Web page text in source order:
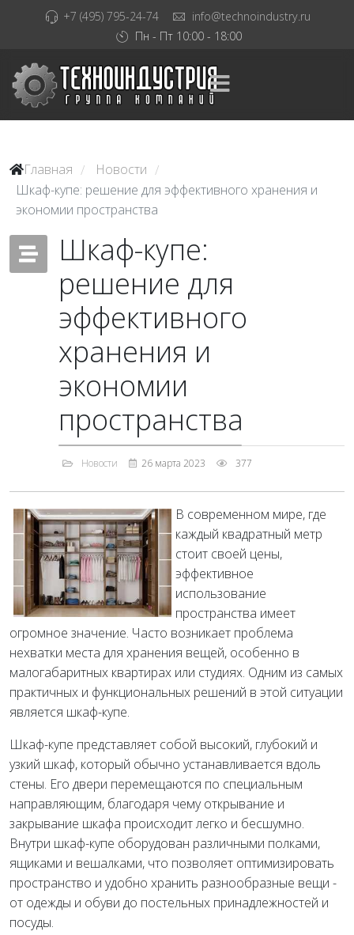
+7 (495) 795-24-74
info@technoindustry.ru
Пн - Пт 10:00 - 18:00
Главная / Новости /
Шкаф-купе: решение для эффективного хранения и
экономии пространства
Шкаф-купе:
решение для
эффективного
хранения и
экономии
пространства
Новости 26 марта 2023 377
В современном мире, где
каждый квадратный метр
стоит своей цены,
эффективное
использование
пространства имеет
огромное значение. Часто возникает проблема
нехватки места для хранения вещей, особенно в
малогабаритных квартирах или студиях. Одним из самых
практичных и функциональных решений в этой ситуации
является шкаф-купе.
Шкаф-купе представляет собой высокий, глубокий и
узкий шкаф, который обычно устанавливается вдоль
стены. Его двери перемещаются по специальным
направляющим, благодаря чему открывание и
закрывание шкафа происходит легко и бесшумно.
Внутри шкаф-купе оборудован различными полками,
ящиками и вешалками, что позволяет оптимизировать
пространство и удобно хранить разнообразные вещи -
от одежды и обуви до постельных принадлежностей и
посуды.